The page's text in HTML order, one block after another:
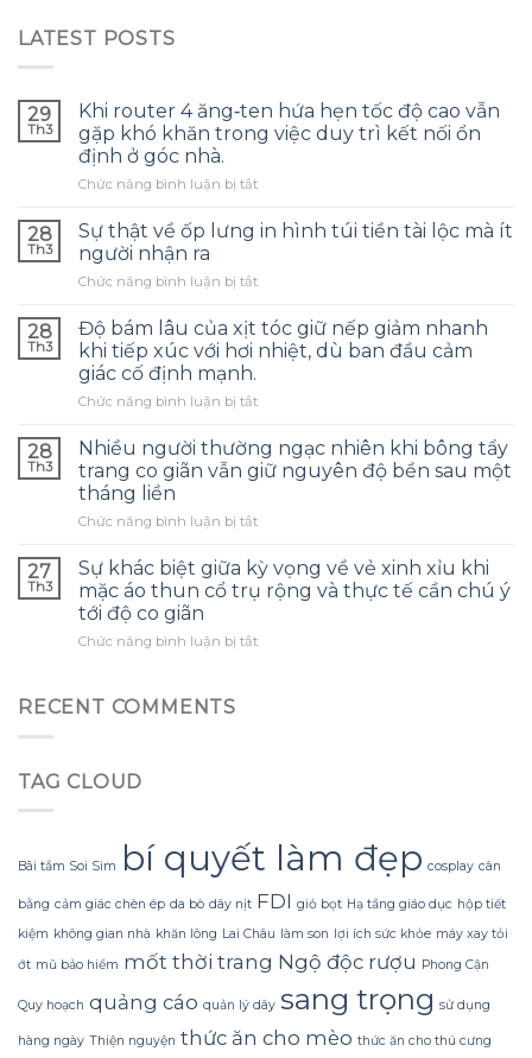
LATEST POSTS
29
Th3
Khi router 4 ăng‑ten hứa hẹn tốc độ cao vẫn
gặp khó khăn trong việc duy trì kết nối ổn
định ở góc nhà.
Chức năng bình luận bị tắtở
router
hứa
tốc
độ
gặp
khăn
trong
trì
nối
ổn
góc
28
Th3
Sự thật về ốp lưng in hình túi tiền tài lộc mà ít
người nhận ra
Chức năng bình luận bị tắtở
thật
ốp
in
túi
tiền
tài
mà
người
nhận
28
Th3
Độ bám lâu của xịt tóc giữ nếp giảm nhanh
khi tiếp xúc với hơi nhiệt, dù ban đầu cảm
giác cố định mạnh.
Chức năng bình luận bị tắtở
bám
lâu
của
tóc
nếp
giảm
nhanh
tiếp
cố
định
28
Th3
Nhiều người thường ngạc nhiên khi bông tẩy
trang co giãn vẫn giữ nguyên độ bền sau một
tháng liền
Chức năng bình luận bị tắtở
người
thường
ngạc
khi
bền
sau
tháng
27
Th3
Sự khác biệt giữa kỳ vọng về vẻ xinh xỉu khi
mặc áo thun cổ trụ rộng và thực tế cần chú ý
tới độ co giãn
Chức năng bình luận bị tắtở
khi
áo
cổ
trụ
và
tế
RECENT COMMENTS
TAG CLOUD
Bãi tắm Soi Sim bí quyết làm đẹp cosplay cân
bằng cảm giác chèn ép da bò dây nịt FDI giỏ bọt Hạ tầng giáo dục hộp tiết
kiệm không gian nhà khăn lông Lai Châu làm son lợi ích sức khỏe máy xay tỏi
ớt mũ bảo hiểm mốt thời trang Ngộ độc rượu Phong Cận
Quy hoạch quảng cáo quản lý dây sang trọng sử dụng
hàng ngày Thiện nguyện thức ăn cho mèo thức ăn cho thú cưng